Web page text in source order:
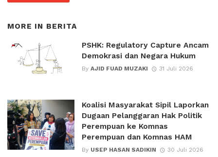
MORE IN BERITA
PSHK: Regulatory Capture Ancam
Demokrasi dan Negara Hukum
By AJID FUAD MUZAKI 31 Juli 2026
Koalisi Masyarakat Sipil Laporkan
Dugaan Pelanggaran Hak Politik
Perempuan ke Komnas
Perempuan dan Komnas HAM
By USEP HASAN SADIKIN 30 Juli 2026